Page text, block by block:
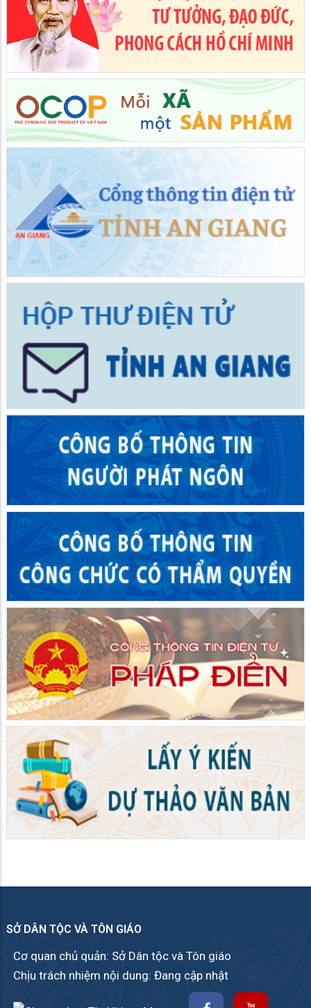
SỞ DÂN TỘC VÀ TÔN GIÁO
Cơ quan chủ quản: Sở Dân tộc và Tôn giáo
Chịu trách nhiệm nội dung: Đang cập nhật